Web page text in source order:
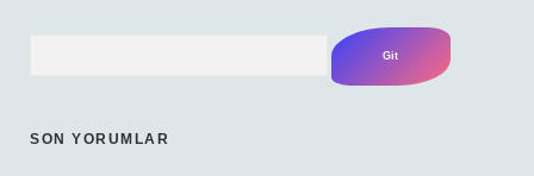
SON YORUMLAR